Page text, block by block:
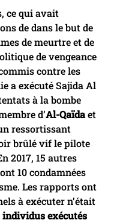
ce qui avait
de dans le but de
de meurtre et de
de vengeance
contre les
a exécuté Sajida Al
à la bombe
d’Al-Qaïdaet
ressortissant
brûlé vif le pilote
2017, 15 autres
10 condamnées
Les rapports ont
à exécuter n’était
individus exécutés